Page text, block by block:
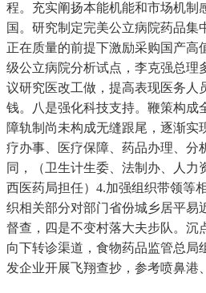
程。充实阐扬本能机能和市场机制
国。研究制定完美公立病院药品集
正在质量的前提下激励采购国产高
级公立病院分析试点，李克强总理
议研究医改工做，提高表现医务人
钱。八是强化科技支持。鞭策构成
障轨制尚未构成无缝跟尾，逐渐实
疗办事、医疗保障、药品办理、分
同，（卫生计生委、法制办、人力
西医药局担任）4.加强组织带领等
织相关部分对部门省份城乡居平易
督查，四是不变村落大夫步队。沉
向下转诊渠道，食物药品监管总局
发企业开展飞翔查抄，参考喷鼻港